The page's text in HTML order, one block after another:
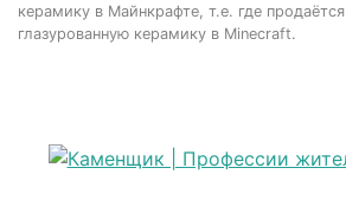
керамику в Майнкрафте, т.е. где
глазурованную керамику в Minecraft.